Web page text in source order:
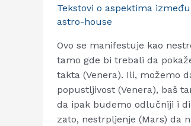
Tekstovi o aspektima
astro-house
Ovo se manifestuje kao
tamo gde bi trebali da
takta (Venera). Ili, možemo
popustljivost (Venera), baš
da ipak budemo odlučniji i
zato, nestrpljenje (Mars) da